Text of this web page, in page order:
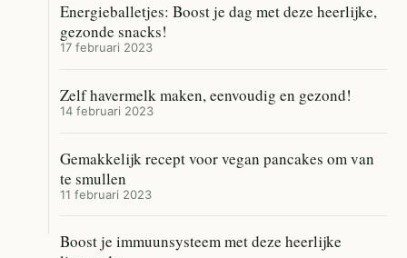
Energieballetjes: Boost je dag met deze heerlijke,
gezonde snacks!
17 februari 2023
Zelf havermelk maken, eenvoudig en gezond!
14 februari 2023
Gemakkelijk recept voor vegan pancakes om van
te smullen
11 februari 2023
Boost je immuunsysteem met deze heerlijke